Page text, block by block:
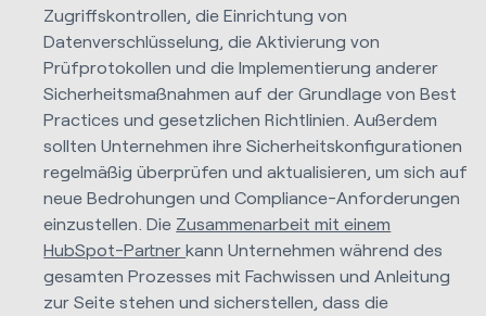
Zugriffskontrollen, die Einrichtung von
Datenverschlüsselung, die Aktivierung von
Prüfprotokollen und die Implementierung anderer
Sicherheitsmaßnahmen auf der Grundlage von Best
Practices und gesetzlichen Richtlinien. Außerdem
sollten Unternehmen ihre Sicherheitskonfigurationen
regelmäßig überprüfen und aktualisieren, um sich auf
neue Bedrohungen und Compliance-Anforderungen
einzustellen. Die Zusammenarbeit mit einem
HubSpot-Partnerkann Unternehmen während des
gesamten Prozesses mit Fachwissen und Anleitung
zur Seite stehen und sicherstellen, dass die